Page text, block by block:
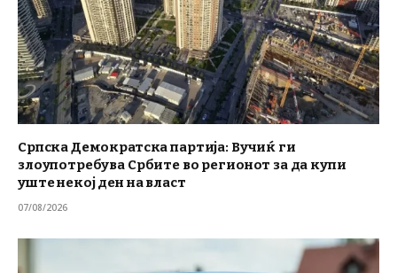
Српска Демократска партија: Вучиќ ги
злоупотребува Србите во регионот за да купи
уште некој ден на власт
07/08/2026